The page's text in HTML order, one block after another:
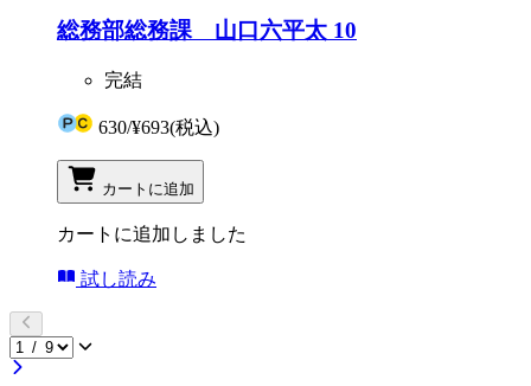
総務部総務課 山口六平太 10
完結
630/¥693(税込)
カートに追加
カートに追加しました
試し読み